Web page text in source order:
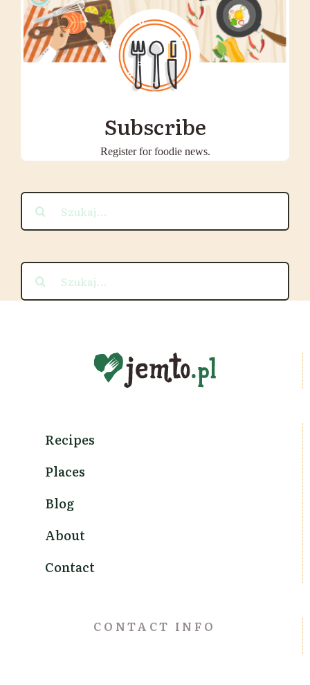
Subscribe
Register for foodie news.
Recipes
Places
Blog
About
Contact
CONTACT INFO